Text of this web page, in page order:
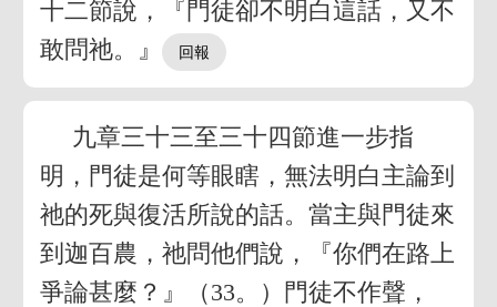
十二節說，『門徒卻不明白這話，又不
敢問祂。』
九章三十三至三十四節進一步指
明，門徒是何等眼瞎，無法明白主論到
祂的死與復活所說的話。當主與門徒來
到迦百農，祂問他們說，『你們在路上
爭論甚麼？』（33。）門徒不作聲，